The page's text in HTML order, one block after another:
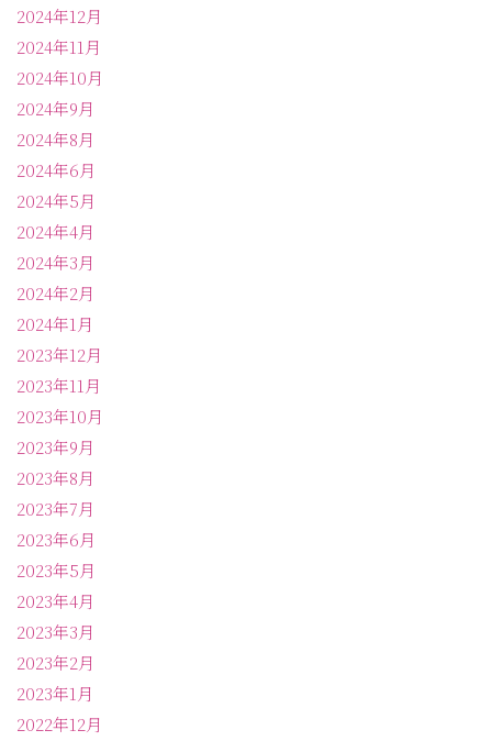
2024年12月
2024年11月
2024年10月
2024年9月
2024年8月
2024年6月
2024年5月
2024年4月
2024年3月
2024年2月
2024年1月
2023年12月
2023年11月
2023年10月
2023年9月
2023年8月
2023年7月
2023年6月
2023年5月
2023年4月
2023年3月
2023年2月
2023年1月
2022年12月